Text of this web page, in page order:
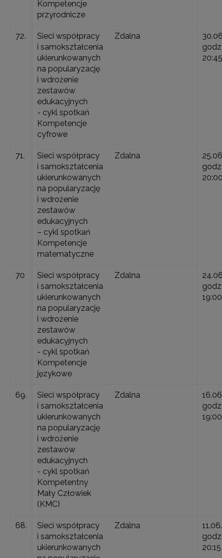
Kompetencje
przyrodnicze
72.
Sieci współpracy
i samokształcenia
ukierunkowanych
na popularyzację
i wdrożenie
zestawów
edukacyjnych
- cykl spotkań
Kompetencje
cyfrowe
Zdalna
20:45
71.
Sieci współpracy
i samokształcenia
ukierunkowanych
na popularyzację
i wdrożenie
zestawów
edukacyjnych
– cykl spotkań
Kompetencje
matematyczne
Zdalna
70
Sieci współpracy
i samokształcenia
ukierunkowanych
na popularyzację
i wdrożenie
zestawów
edukacyjnych
- cykl spotkań
Kompetencje
językowe
Zdalna
19:00
69.
Sieci współpracy
i samokształcenia
ukierunkowanych
na popularyzację
i wdrożenie
zestawów
edukacyjnych
- cykl spotkań
Kompetentny
Mały Człowiek
(KMC)
Zdalna
19:00
68.
Sieci współpracy
i samokształcenia
ukierunkowanych
Zdalna
20:15